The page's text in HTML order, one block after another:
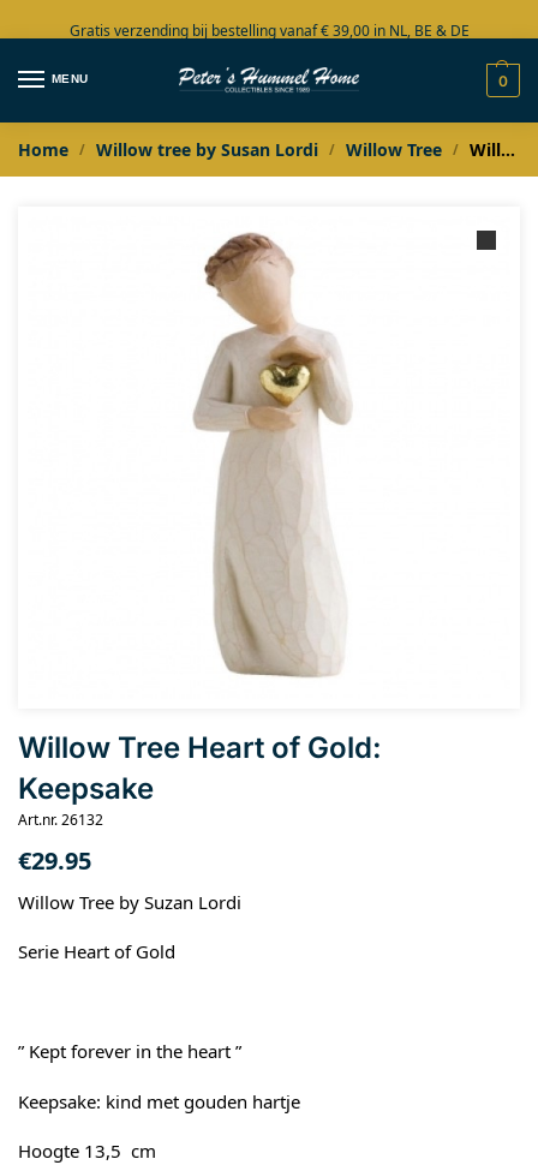
Gratis verzending bij bestelling vanaf € 39,00 in NL, BE & DE
Grote collectie in voorraad
MENU 0
Home / Willow tree by Susan Lordi / Willow Tree / Willow Tree Heart of Gold: Keepsake
Willow Tree Heart of Gold:
Keepsake
Art.nr. 26132
€29.95
Willow Tree by Suzan Lordi
Serie Heart of Gold
” Kept forever in the heart ”
Keepsake: kind met gouden hartje
Hoogte 13,5 cm